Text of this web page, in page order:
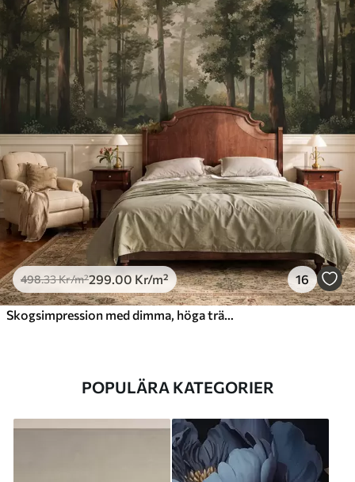
498.33Kr/m²299.00 Kr/m² 16
POPULÄRA KATEGORIER